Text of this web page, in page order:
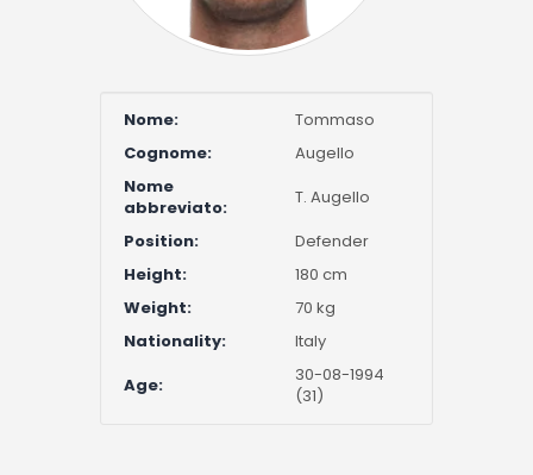
Nome:
Tommaso
Cognome:
Augello
Nome
abbreviato:
T. Augello
Position:
Defender
Height:
180 cm
Weight:
70 kg
Nationality:
Italy
Age:
30-08-1994
(31)